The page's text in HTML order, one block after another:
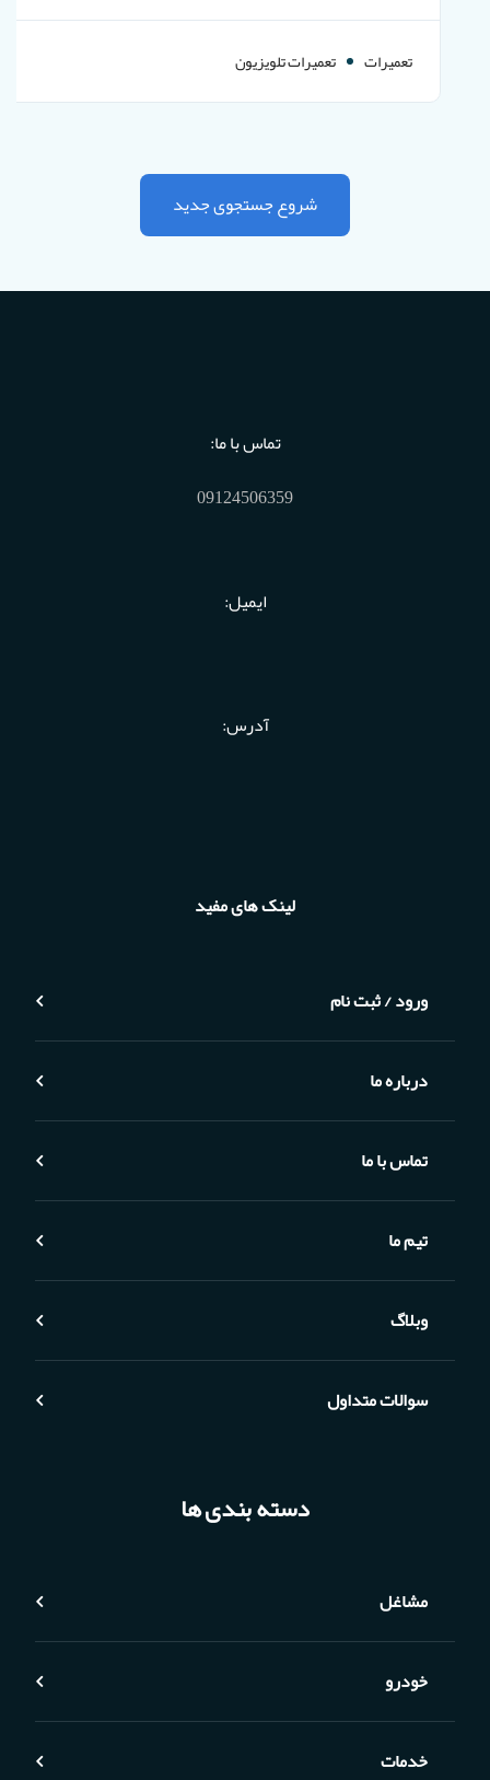
تعمیرات تعمیرات تلویزیون
شروع جستجوی جدید
تماس با ما:
09124506359
ایمیل:
آدرس:
لینک های مفید
ورود / ثبت نام
درباره ما
تماس با ما
تیم ما
وبلاگ
سوالات متداول
دسته بندی ها
مشاغل
خودرو
خدمات